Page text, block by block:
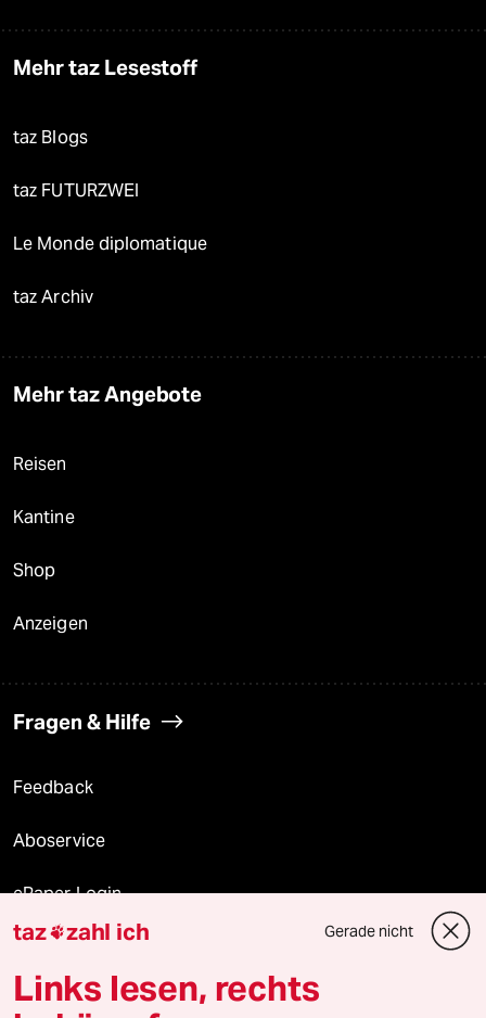
Mehr taz Lesestoff
taz Blogs
taz FUTURZWEI
Le Monde diplomatique
taz Archiv
Mehr taz Angebote
Reisen
Kantine
Shop
Anzeigen
Fragen & Hilfe
Feedback
Aboservice
ePaper Login
Downloads für Abonnierende
taz zahl ich Gerade nicht
Links lesen, rechts